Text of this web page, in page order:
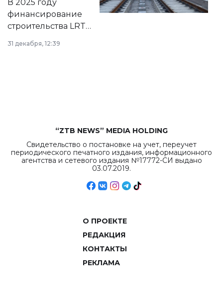
города.
В 2025 году
финансирование
строительства LRT
в Астане из
республиканского
31 декабря, 12:39
“ZTB NEWS” MEDIA HOLDING
Свидетельство о постановке на учет, переучет
периодического печатного издания, информационного
агентства и сетевого издания №17772-СИ выдано
03.07.2019.
О ПРОЕКТЕ
РЕДАКЦИЯ
КОНТАКТЫ
РЕКЛАМА